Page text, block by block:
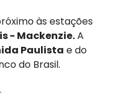
às estações
- Mackenzie.A
Paulista e do
do Brasil.